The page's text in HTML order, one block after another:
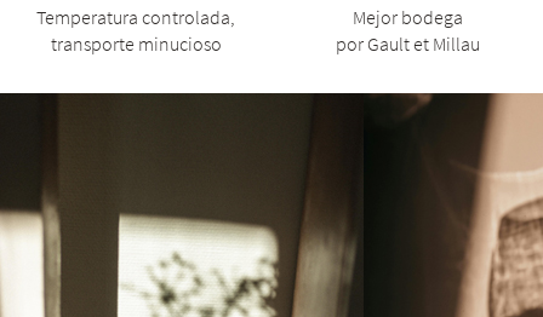
Temperatura controlada,
transporte minucioso
Mejor bodega
por Gault et Millau